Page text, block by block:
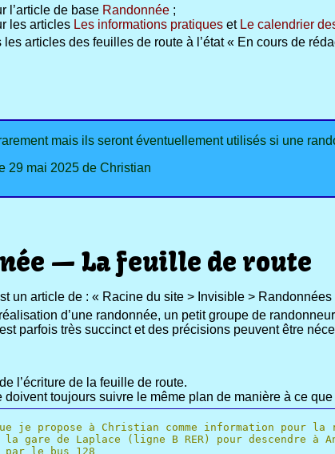
l’article de base Randonnée ;
les articles Les informations pratiques et Le calendrier
les articles des feuilles de route à l’état « En cours de
mais ils seront éventuellement utilisés si une
29 mai 2025 de Christian
— La feuille de route
un article de : « Racine du site > Invisible > Randonnées
d’une randonnée, un petit groupe de
parfois très succinct et des précisions peuvent être
l’écriture de la feuille de route.
doivent toujours suivre le même plan de manière à ce
je propose à Christian comme information pour la
la gare de Laplace (ligne B RER) pour descendre à
par le bus 128